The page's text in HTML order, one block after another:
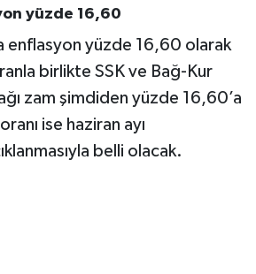
yüzde 16,60
enflasyon yüzde 16,60 olarak
birlikte SSK ve Bağ-Kur
zam şimdiden yüzde 16,60’a
ise haziran ayı
belli olacak.